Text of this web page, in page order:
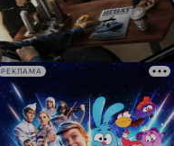
РЕКЛАМА